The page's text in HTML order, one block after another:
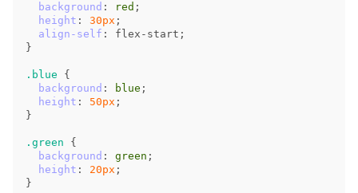
background : red ;
height : 30px ;
align-self : flex-start ;
}
.blue
{
background : blue ;
height : 50px ;
}
.green
{
background : green ;
height : 20px ;
}